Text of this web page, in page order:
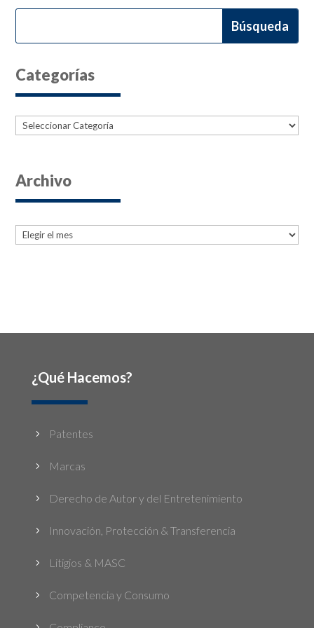
Categorías
Categorías
Archivo
Archives
¿Qué Hacemos?
5 Patentes
5 Marcas
5 Derecho de Autor y del Entretenimiento
5 Innovación, Protección & Transferencia
5 Litigios & MASC
5 Competencia y Consumo